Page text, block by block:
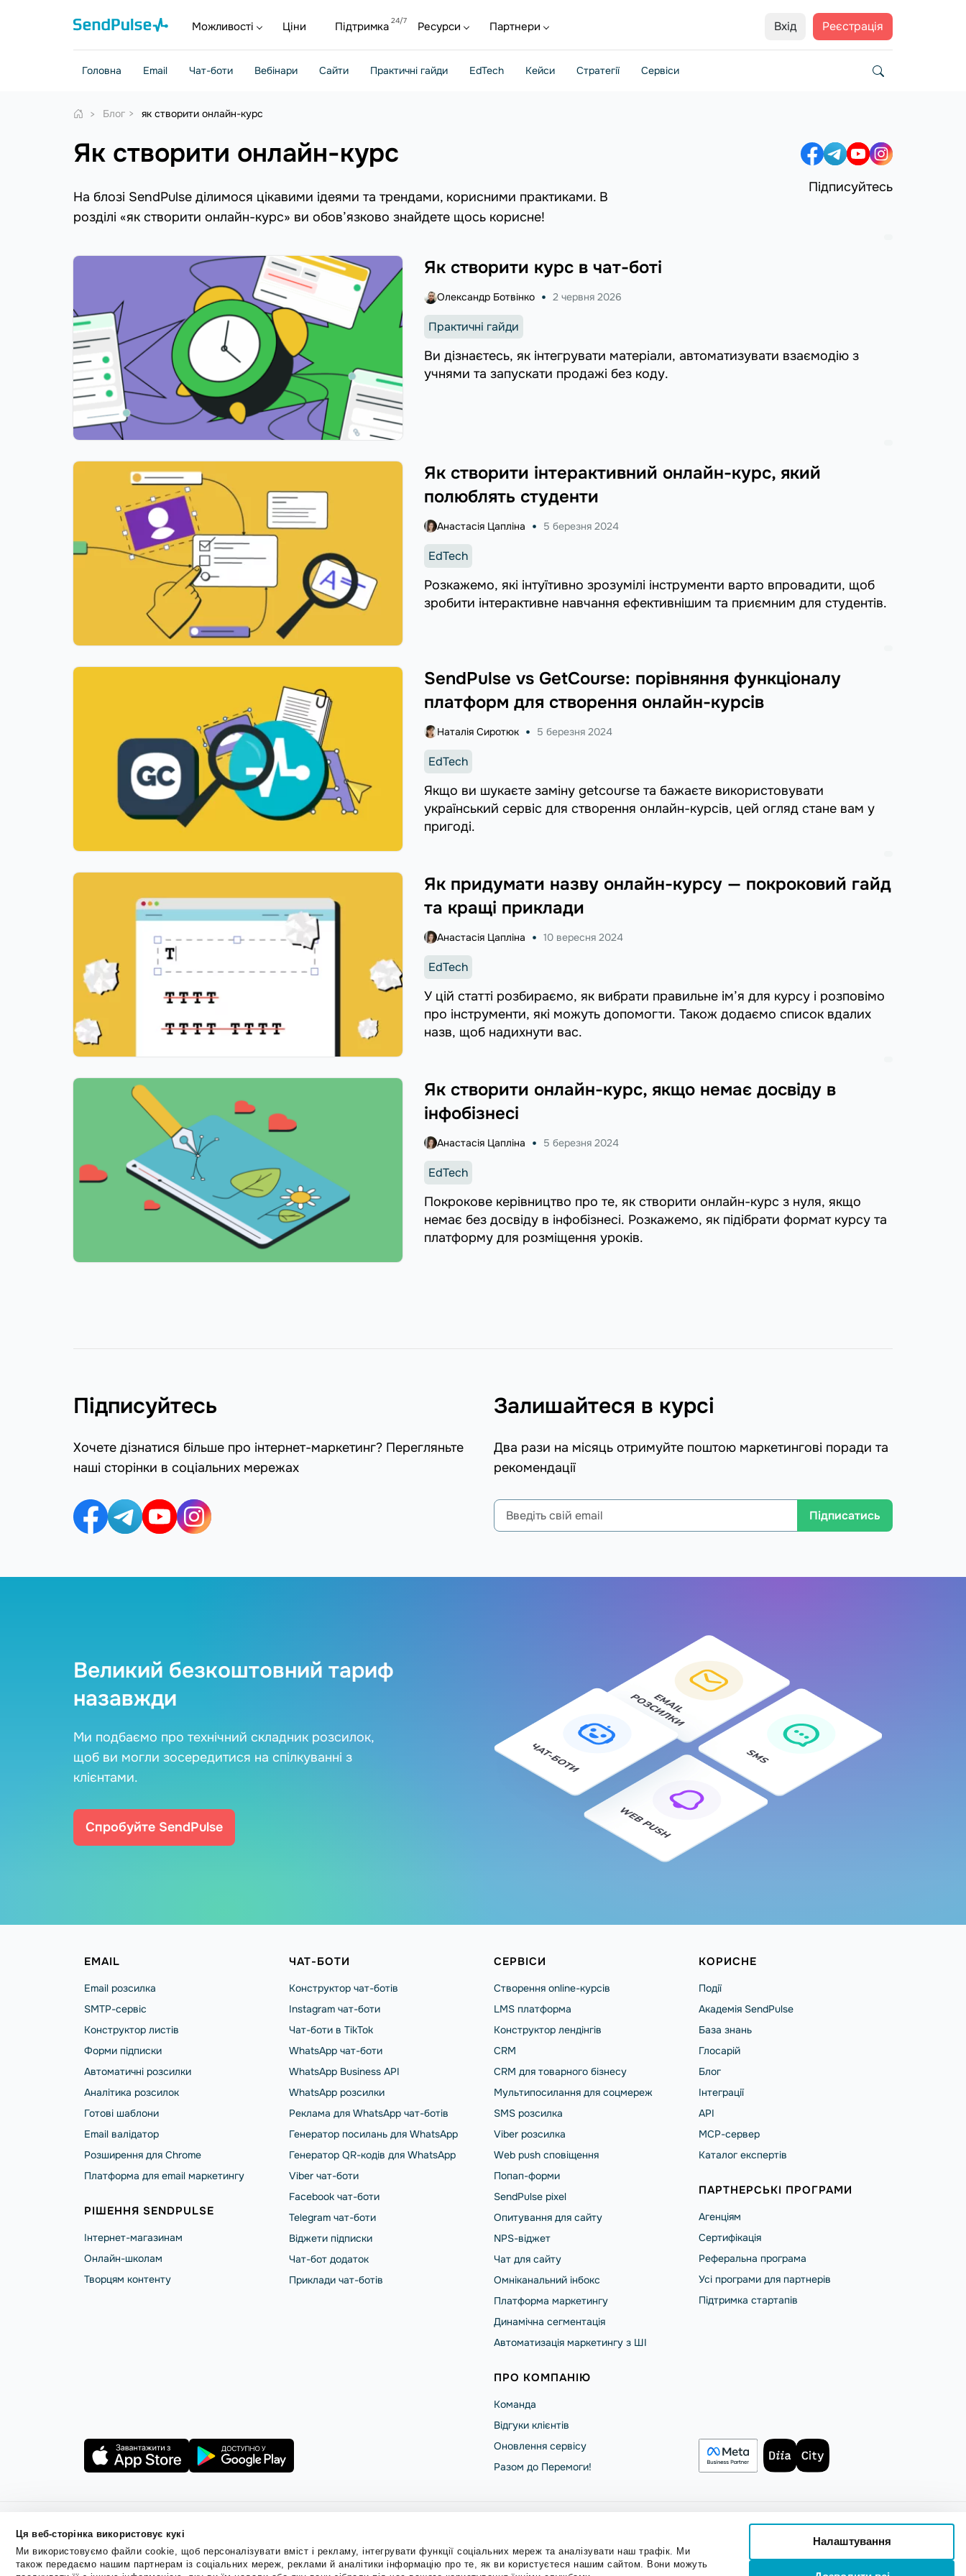
Ця веб-сторінка використовує кукі
Ми використовуємо файли cookie, щоб персоналізувати вміст і рекламу, інтегрувати функції соціальних мереж та аналізувати наш трафік. Ми
також передаємо нашим партнерам із соціальних мереж, реклами й аналітики інформацію про те, як ви користуєтеся нашим сайтом. Вони можуть
Налаштування
Вхід Реєстрація
Можливості Ціни Підтримка Ресурси Партнери
Головна Email Чат-боти Вебінари Сайти Практичні гайди EdTech Кейси Стратегії Сервіси
Блог як створити онлайн-курс
як створити онлайн-курс
На блозі SendPulse ділимося цікавими ідеями та трендами, корисними практиками. В
розділі «як створити онлайн-курс» ви обов’язково знайдете щось корисне!
Підписуйтесь
Як створити курс в чат-боті
Олександр Ботвінко 2 червня 2026
Практичні гайди
Ви дізнаєтесь, як інтегрувати матеріали, автоматизувати взаємодію з
учнями та запускати продажі без коду.
Як створити інтерактивний онлайн-курс, який
полюблять студенти
Анастасія Цапліна 5 березня 2024
EdTech
Розкажемо, які інтуїтивно зрозумілі інструменти варто впровадити, щоб
зробити інтерактивне навчання ефективнішим та приємним для студентів.
SendPulse vs GetCourse: порівняння функціоналу
платформ для створення онлайн-курсів
Наталія Сиротюк 5 березня 2024
EdTech
Якщо ви шукаєте заміну getcourse та бажаєте використовувати
український сервіс для створення онлайн-курсів, цей огляд стане вам у
пригоді.
Як придумати назву онлайн-курсу — покроковий гайд
та кращі приклади
Анастасія Цапліна 10 вересня 2024
EdTech
У цій статті розбираємо, як вибрати правильне ім’я для курсу і розповімо
про інструменти, які можуть допомогти. Також додаємо список вдалих
назв, щоб надихнути вас.
Як створити онлайн-курс, якщо немає досвіду в
інфобізнесі
Анастасія Цапліна 5 березня 2024
EdTech
Покрокове керівництво про те, як створити онлайн-курс з нуля, якщо
немає без досвіду в інфобізнесі. Розкажемо, як підібрати формат курсу та
платформу для розміщення уроків.
Підписуйтесь
Хочете дізнатися більше про інтернет-маркетинг? Перегляньте
наші сторінки в соціальних мережах
Залишайтеся в курсі
Два рази на місяць отримуйте поштою маркетингові поради та
рекомендації
Підписатись
Великий безкоштовний тариф
назавжди
Ми подбаємо про технічний складник розсилок,
щоб ви могли зосередитися на спілкуванні з
клієнтами.
Спробуйте SendPulse
EMAIL
Email розсилка
SMTP-сервіс
Конструктор листів
Форми підписки
Автоматичні розсилки
Аналітика розсилок
Готові шаблони
Email валідатор
Розширення для Chrome
Платформа для email маркетингу
РІШЕННЯ SENDPULSE
Інтернет-магазинам
Онлайн-школам
Творцям контенту
ЧАТ-БОТИ
Конструктор чат-ботів
Instagram чат-боти
Чат-боти в TikTok
WhatsApp чат-боти
WhatsApp Business API
WhatsApp розсилки
Реклама для WhatsApp чат-ботів
Генератор посилань для WhatsApp
Генератор QR-кодів для WhatsApp
Viber чат-боти
Facebook чат-боти
Telegram чат-боти
Віджети підписки
Чат-бот додаток
Приклади чат-ботів
СЕРВІСИ
Створення online-курсів
LMS платформа
Конструктор лендінгів
CRM
CRM для товарного бізнесу
Мультипосилання для соцмереж
SMS розсилка
Viber розсилка
Web push сповіщення
Попап-форми
SendPulse pixel
Опитування для сайту
NPS-віджет
Чат для сайту
Омніканальний інбокс
Платформа маркетингу
Динамічна сегментація
Автоматизація маркетингу з ШІ
ПРО КОМПАНІЮ
Команда
Відгуки клієнтів
Оновлення сервісу
Разом до Перемоги!
КОРИСНЕ
Події
Академія SendPulse
База знань
Глосарій
Блог
Інтеграції
API
MCP-сервер
Каталог експертів
ПАРТНЕРСЬКІ ПРОГРАМИ
Агенціям
Сертифікація
Реферальна програма
Усі програми для партнерів
Підтримка стартапів
Правила користування
© 2015 - 2026. ТОВ «СендПульс». Всі права захищені.